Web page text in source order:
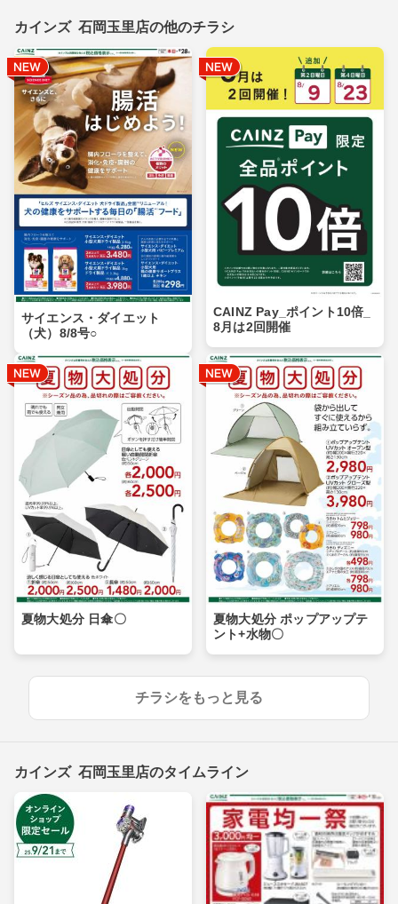
カインズ 石岡玉里店の他のチラシ
サイエンス・ダイエット
（犬）8/8号○
CAINZ Pay_ポイント10倍_
8月は2回開催
夏物大処分 日傘〇
夏物大処分 ポップアップテ
ント+水物〇
チラシをもっと見る
カインズ 石岡玉里店のタイムライン